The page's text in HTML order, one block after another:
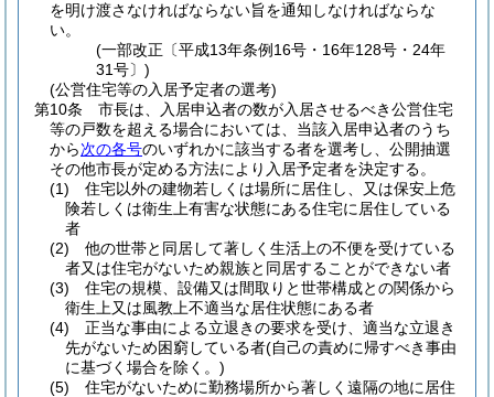
を明け渡さなければならない旨を通知しなければならな
い。
(一部改正〔平成13年条例16号・16年128号・24年
31号〕)
(公営住宅等の入居予定者の選考)
第10条
市長は、入居申込者の数が入居させるべき公営住宅
等の戸数を超える場合においては、当該入居申込者のうち
から次の各号のいずれかに該当する者を選考し、公開抽選
その他市長が定める方法により入居予定者を決定する。
(1)
住宅以外の建物若しくは場所に居住し、又は保安上危
険若しくは衛生上有害な状態にある住宅に居住している
者
(2)
他の世帯と同居して著しく生活上の不便を受けている
者又は住宅がないため親族と同居することができない者
(3)
住宅の規模、設備又は間取りと世帯構成との関係から
衛生上又は風教上不適当な居住状態にある者
(4)
正当な事由による立退きの要求を受け、適当な立退き
先がないため困窮している者(自己の責めに帰すべき事由
に基づく場合を除く。)
(5)
住宅がないために勤務場所から著しく遠隔の地に居住